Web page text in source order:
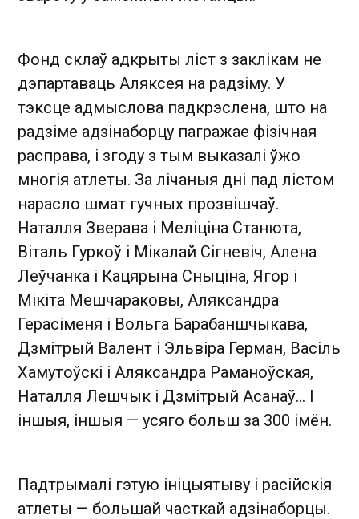
Фонд склаў адкрыты ліст з заклікам не
дэпартаваць Аляксея на радзіму. У
тэксце адмыслова падкрэслена, што на
радзіме адзінаборцу пагражае фізічная
расправа, і згоду з тым выказалі ўжо
многія атлеты. За лічаныя дні пад лістом
нарасло шмат гучных прозвішчаў.
Наталля Зверава і Меліціна Станюта,
Віталь Гуркоў і Мікалай Сігневіч, Алена
Леўчанка і Кацярына Сныціна, Ягор і
Мікіта Мешчараковы, Аляксандра
Герасіменя і Вольга Барабаншчыкава,
Дзмітрый Валент і Эльвіра Герман, Васіль
Хамутоўскі і Аляксандра Раманоўская,
Наталля Лешчык і Дзмітрый Асанаў… І
іншыя, іншыя — усяго больш за 300 імён.
Падтрымалі гэтую ініцыятыву і расійскія
атлеты — большай часткай адзінаборцы.